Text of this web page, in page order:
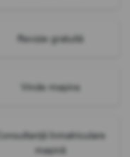
Revizie gratuită
Vinde mașina
Consultanță înmatriculare
mașină